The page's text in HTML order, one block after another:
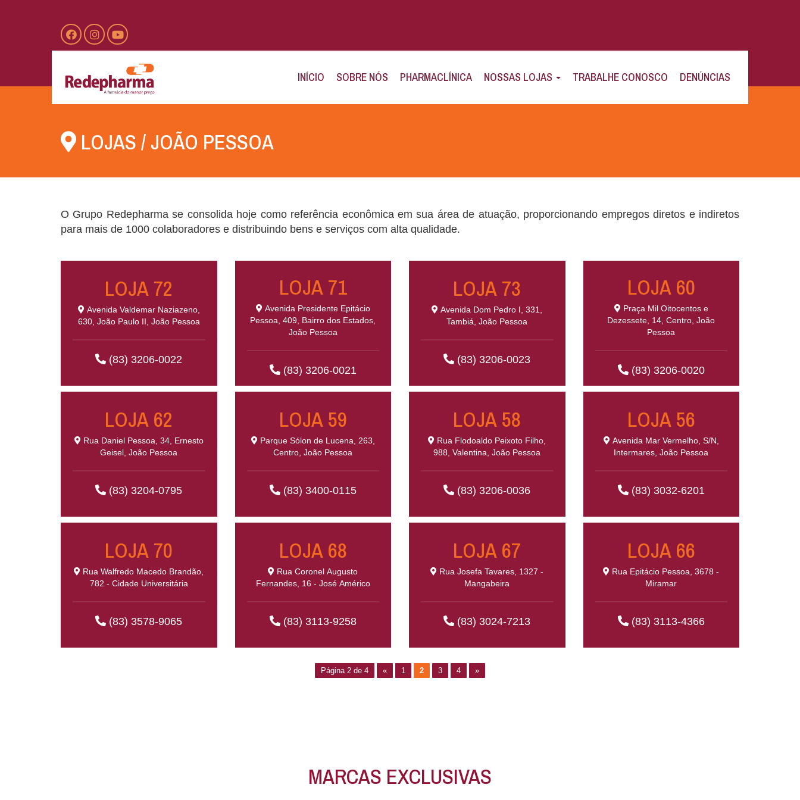
INÍCIO SOBRE NÓS PHARMACLÍNICA NOSSAS LOJAS TRABALHE CONOSCO DENÚNCIAS
LOJAS/JOÃO PESSOA
O Grupo Redepharma se consolida hoje como referência econômica em sua área de atuação, proporcionando empregos diretos e indiretos
para mais de 1000 colaboradores e distribuindo bens e serviços com alta qualidade.
LOJA 72
Avenida Valdemar Naziazeno,
630, João Paulo II, João Pessoa
(83) 3206-0022
LOJA 71
Avenida Presidente Epitácio
Pessoa, 409, Bairro dos Estados,
João Pessoa
(83) 3206-0021
LOJA 73
Avenida Dom Pedro I, 331,
Tambiá, João Pessoa
(83) 3206-0023
LOJA 60
Praça Mil Oitocentos e
Dezessete, 14, Centro, João
Pessoa
(83) 3206-0020
LOJA 62
Rua Daniel Pessoa, 34, Ernesto
Geisel, João Pessoa
(83) 3204-0795
LOJA 59
Parque Sólon de Lucena, 263,
Centro, João Pessoa
(83) 3400-0115
LOJA 58
Rua Flodoaldo Peixoto Filho,
988, Valentina, João Pessoa
(83) 3206-0036
LOJA 56
Avenida Mar Vermelho, S/N,
Intermares, João Pessoa
(83) 3032-6201
LOJA 70
Rua Walfredo Macedo Brandão,
782 - Cidade Universitária
(83) 3578-9065
LOJA 68
Rua Coronel Augusto
Fernandes, 16 - José Américo
(83) 3113-9258
LOJA 67
Rua Josefa Tavares, 1327 -
Mangabeira
(83) 3024-7213
LOJA 66
Rua Epitácio Pessoa, 3678 -
Miramar
(83) 3113-4366
Página 2 de 4 « 1 2 3 4 »
MARCAS EXCLUSIVAS